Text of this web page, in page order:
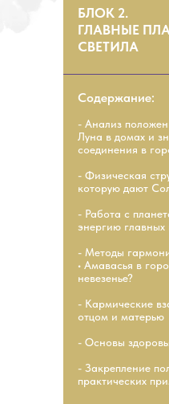
БЛОК 2.
ГЛАВНЫЕ
СВЕТИЛА
Содержание:
- Анализ
Луна в домах и
соединения в
- Физическая
которую дают
- Работа с
энергию главных
- Методы
• Амавасья в
невезенье?
- Кармические
отцом и матерью
- Основы
- Закрепление
практических